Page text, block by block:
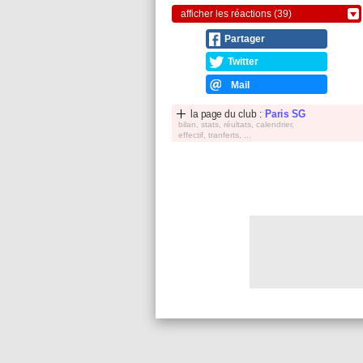
afficher les réactions (39)
Partager
Twitter
Mail
la page du club : Paris SG
bilan, stats, réultats, calendrier,
effectif, tranferts, ...